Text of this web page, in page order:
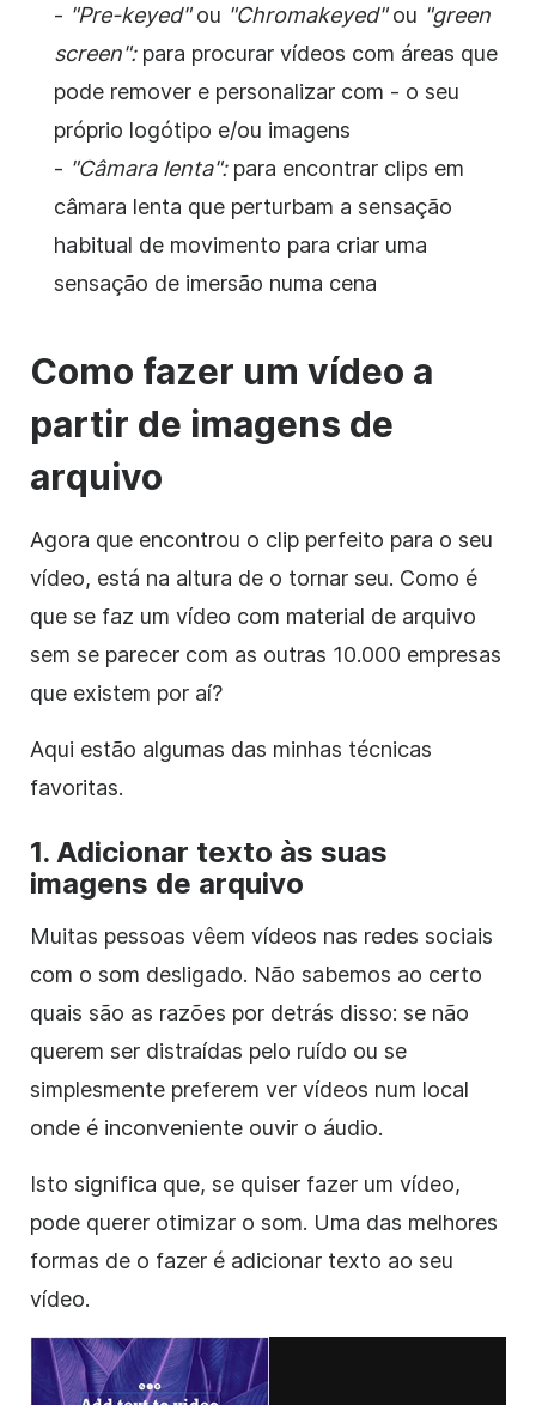
- "Pre-keyed"ou "Chromakeyed"ou "green
screen":para procurar vídeos com áreas que
pode remover e personalizar com - o seu
próprio logótipo e/ou imagens
- "Câmara lenta":para encontrar clips em
câmara lenta que perturbam a sensação
habitual de movimento para criar uma
sensação de imersão numa cena
Como fazer um vídeo a
partir de imagens de
arquivo
Agora que encontrou o clip perfeito para o seu
vídeo, está na altura de o tornar seu. Como é
que se faz um vídeo com material de arquivo
sem se parecer com as outras 10.000 empresas
que existem por aí?
Aqui estão algumas das minhas técnicas
favoritas.
1. Adicionar texto às suas
imagens de arquivo
Muitas pessoas vêem vídeos nas redes sociais
com o som desligado. Não sabemos ao certo
quais são as razões por detrás disso: se não
querem ser distraídas pelo ruído ou se
simplesmente preferem ver vídeos num local
onde é inconveniente ouvir o áudio.
Isto significa que, se quiser fazer um vídeo,
pode querer otimizar o som. Uma das melhores
formas de o fazer é adicionar texto ao seu
vídeo.